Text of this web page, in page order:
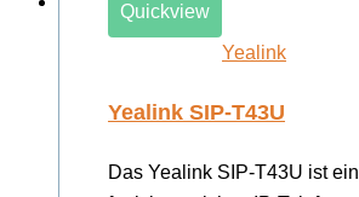
Quickview
Yealink
Yealink SIP-T43U
Das Yealink SIP-T43U ist ein